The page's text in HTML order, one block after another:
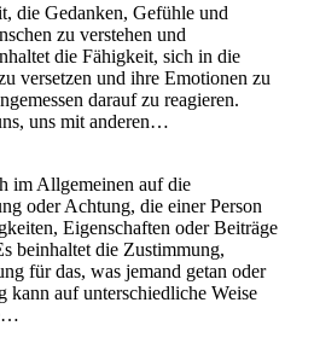
die Gedanken, Gefühle und
zu verstehen und
die Fähigkeit, sich in die
versetzen und ihre Emotionen zu
darauf zu reagieren.
uns mit anderen…
im Allgemeinen auf die
oder Achtung, die einer Person
Eigenschaften oder Beiträge
beinhaltet die Zustimmung,
für das, was jemand getan oder
kann auf unterschiedliche Weise